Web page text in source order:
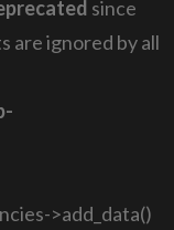
since
are ignored by all
>add_data()